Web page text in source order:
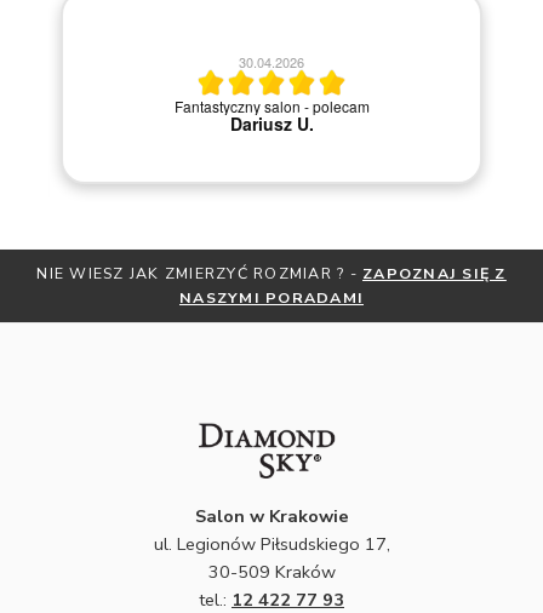
20.04.2026
Szybka i sprawna obsługa.
NIE WIESZ JAK ZMIERZYĆ ROZMIAR ? - ZAPOZNAJ SIĘ Z
NASZYMI PORADAMI
Salon w Krakowie
ul. Legionów Piłsudskiego 17,
30-509 Kraków
tel.: 12 422 77 93